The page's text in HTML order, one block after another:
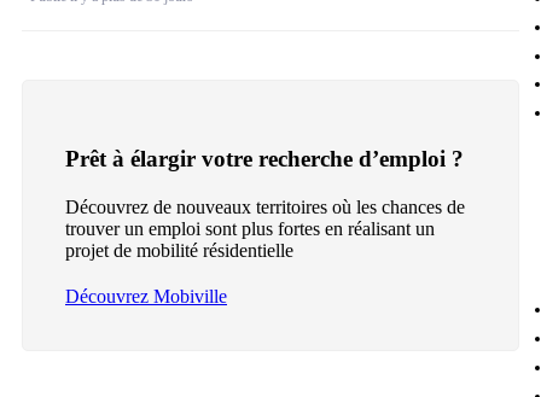
Prêt à élargir votre recherche d’emploi ?
Découvrez de nouveaux territoires où les chances de
trouver un emploi sont plus fortes en réalisant un
projet de mobilité résidentielle
Découvrez Mobiville